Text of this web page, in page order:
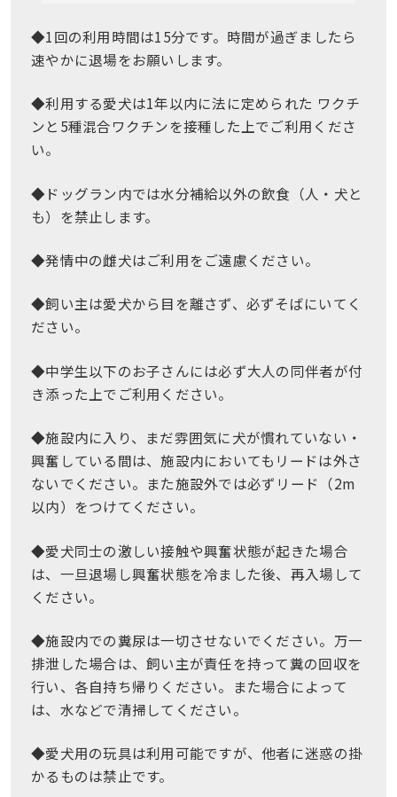
◆1回の利用時間は15分です。時間が過ぎましたら
速やかに退場をお願いします。
◆利用する愛犬は1年以内に法に定められた ワクチ
ンと5種混合ワクチンを接種した上でご利用くださ
い。
◆ドッグラン内では水分補給以外の飲食（人・犬と
も）を禁止します。
◆発情中の雌犬はご利用をご遠慮ください。
◆飼い主は愛犬から目を離さず、必ずそばにいてく
ださい。
◆中学生以下のお子さんには必ず大人の同伴者が付
き添った上でご利用ください。
◆施設内に入り、まだ雰囲気に犬が慣れていない・
興奮している間は、施設内においてもリードは外さ
ないでください。また施設外では必ずリード（2m
以内）をつけてください。
◆愛犬同士の激しい接触や興奮状態が起きた場合
は、一旦退場し興奮状態を冷ました後、再入場して
ください。
◆施設内での糞尿は一切させないでください。万一
排泄した場合は、飼い主が責任を持って糞の回収を
行い、各自持ち帰りください。また場合によって
は、水などで清掃してください。
◆愛犬用の玩具は利用可能ですが、他者に迷惑の掛
かるものは禁止です。